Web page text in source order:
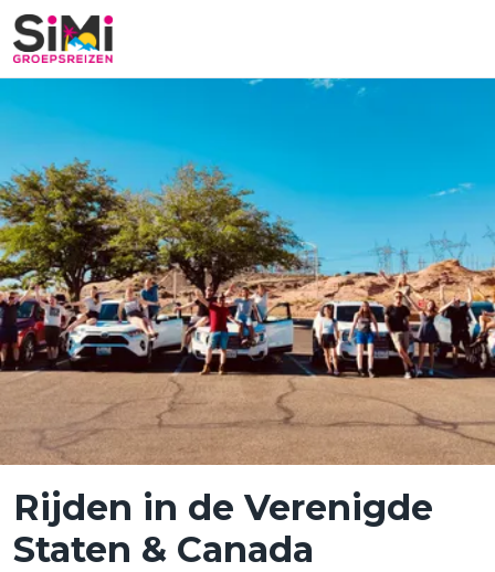
Rijden in de Verenigde
Staten & Canada